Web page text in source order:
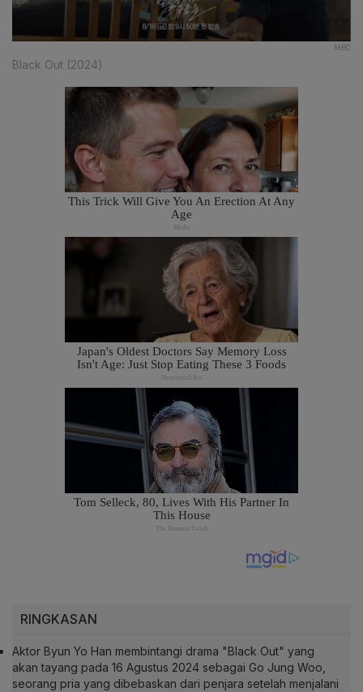
MBC
Black Out (2024)
RINGKASAN
Aktor Byun Yo Han membintangi drama "Black Out" yang
akan tayang pada 16 Agustus 2024 sebagai Go Jung Woo,
seorang pria yang dibebaskan dari penjara setelah menjalani